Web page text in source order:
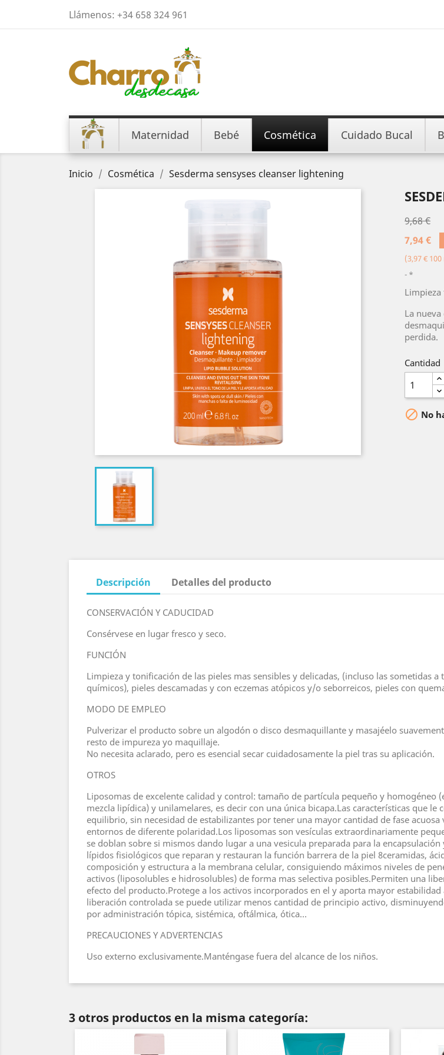
Llámenos: +34 658 324 961
Maternidad Bebé Cosmética Cuidado Bucal
Inicio Cosmética Sesderma sensyses cleanser lightening
9,68 €
7,94 €
(3,97 €
*
Limpieza
La
perdida.
Cantidad
 No
Descripción Detalles del producto
CONSERVACIÓN Y CADUCIDAD
Consérvese en lugar fresco y seco.
FUNCIÓN
Limpieza y tonificación de las pieles mas sensibles y delicadas, (incluso las sometidas
químicos), pieles descamadas y con eczemas atópicos y/o seborreicos, pieles con
MODO DE EMPLEO
Pulverizar el producto sobre un algodón o disco desmaquillante y masajéelo
resto de impureza yo maquillaje.
No necesita aclarado, pero es esencial secar cuidadosamente la piel tras su aplicación.
OTROS
Liposomas de excelente calidad y control: tamaño de partícula pequeño y homogéneo
mezcla lipídica) y unilamelares, es decir con una única bicapa.Las características que
equilibrio, sin necesidad de estabilizantes por tener una mayor cantidad de fase
entornos de diferente polaridad.Los liposomas son vesículas extraordinariamente
se doblan sobre si mismos dando lugar a una vesicula preparada para la
lípidos fisiológicos que reparan y restauran la función barrera de la piel 8ceramidas,
composición y estructura a la membrana celular, consiguiendo máximos niveles de
activos (liposolubles e hidrosolubles) de forma mas selectiva posibles.Permiten una
efecto del producto.Protege a los activos incorporados en el y aporta mayor
liberación controlada se puede utilizar menos cantidad de principio activo,
por administración tópica, sistémica, oftálmica, ótica…
PRECAUCIONES Y ADVERTENCIAS
Uso externo exclusivamente.Manténgase fuera del alcance de los niños.
3 otros productos en la misma categoría: